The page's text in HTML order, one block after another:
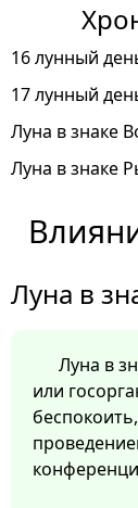
16 лунный
17 лунный
Луна в знаке
Луна в знаке
Луна в
Луна в
или